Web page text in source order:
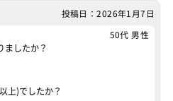
投稿日：2026年1月7日
50代 男性
ましたか？
上)でしたか？